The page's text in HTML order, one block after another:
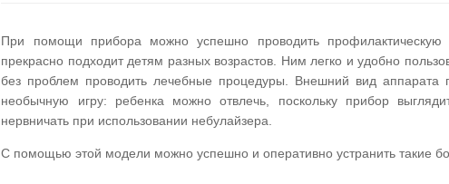
При помощи прибора можно успешно проводить
прекрасно подходит детям разных возрастов. Ним легко и удобно
без проблем проводить лечебные процедуры. Внешний вид аппарата
необычную игру: ребенка можно отвлечь, поскольку прибор
нервничать при использовании небулайзера.
С помощью этой модели можно успешно и оперативно устранить такие